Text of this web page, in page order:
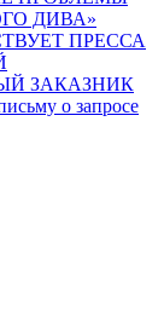
ДИВА»
ПРЕССА
ЗАКАЗНИК
о запросе